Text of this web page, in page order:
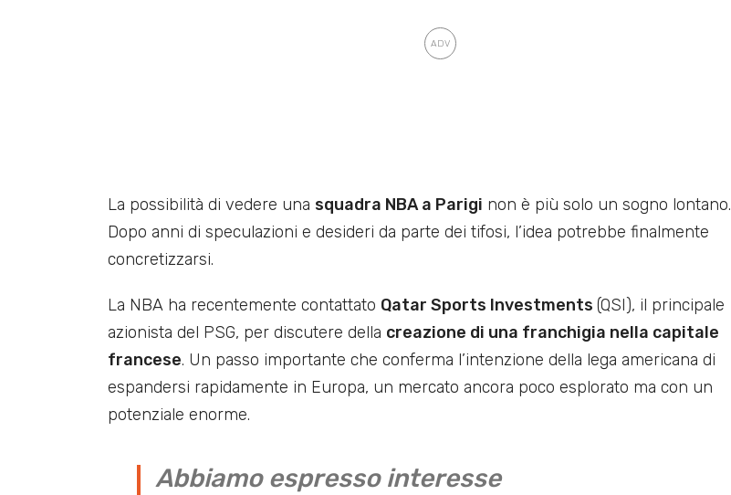
La possibilità di vedere una squadra NBA a Parigi non è più solo un sogno lontano.
Dopo anni di speculazioni e desideri da parte dei tifosi, l’idea potrebbe finalmente
concretizzarsi.
La NBA ha recentemente contattato Qatar Sports Investments (QSI), il principale
azionista del PSG, per discutere della creazione di una franchigia nella capitale
francese. Un passo importante che conferma l’intenzione della lega americana di
espandersi rapidamente in Europa, un mercato ancora poco esplorato ma con un
potenziale enorme.
Abbiamo espresso interesse